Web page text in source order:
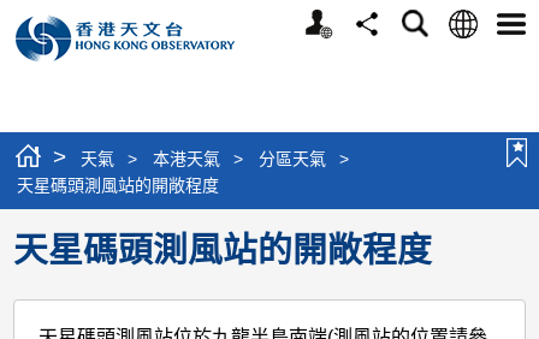
個
分
搜
語
選
> 天氣 > 本港天氣 > 分區天氣
>
天星碼頭測風站的開敞程度
天星碼頭測風站的開敞程度